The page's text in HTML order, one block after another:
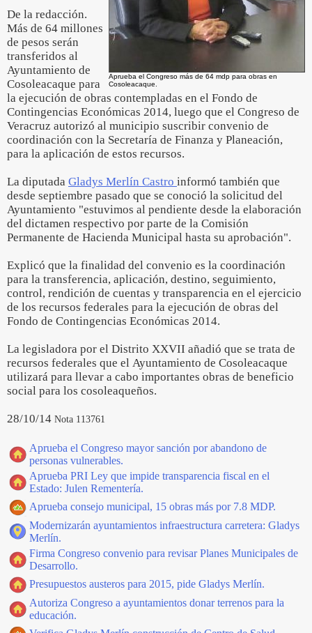
Aprueba el Congreso más de 64 mdp para obras en
Cosoleacaque.
De la redacción.
Más de 64 millones
de pesos serán
transferidos al
Ayuntamiento de
Cosoleacaque para
la ejecución de obras contempladas en el Fondo de
Contingencias Económicas 2014, luego que el Congreso de
Veracruz autorizó al municipio suscribir convenio de
coordinación con la Secretaría de Finanza y Planeación,
para la aplicación de estos recursos.
La diputada Gladys Merlín Castro informó también que
desde septiembre pasado que se conoció la solicitud del
Ayuntamiento "estuvimos al pendiente desde la elaboración
del dictamen respectivo por parte de la Comisión
Permanente de Hacienda Municipal hasta su aprobación".
Explicó que la finalidad del convenio es la coordinación
para la transferencia, aplicación, destino, seguimiento,
control, rendición de cuentas y transparencia en el ejercicio
de los recursos federales para la ejecución de obras del
Fondo de Contingencias Económicas 2014.
La legisladora por el Distrito XXVII añadió que se trata de
recursos federales que el Ayuntamiento de Cosoleacaque
utilizará para llevar a cabo importantes obras de beneficio
social para los cosoleaqueños.
28/10/14 Nota 113761
Aprueba el Congreso mayor sanción por abandono de
personas vulnerables.
Aprueba PRI Ley que impide transparencia fiscal en el
Estado: Julen Rementería.
Aprueba consejo municipal, 15 obras más por 7.8 MDP.
Modernizarán ayuntamientos infraestructura carretera: Gladys
Merlín.
Firma Congreso convenio para revisar Planes Municipales de
Desarrollo.
Presupuestos austeros para 2015, pide Gladys Merlín.
Autoriza Congreso a ayuntamientos donar terrenos para la
educación.